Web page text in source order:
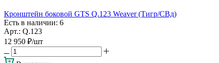
Кронштейн боковой GTS Q.123 Weaver (Тигр/СВд)
Есть в наличии: 6
Арт.: Q.123
12 950 ₽/шт